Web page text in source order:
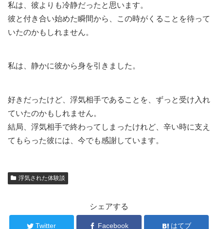
私は、彼よりも冷静だったと思います。
彼と付き合い始めた瞬間から、この時がくることを待って
いたのかもしれません。
私は、静かに彼から身を引きました。
好きだったけど、浮気相手であることを、ずっと受け入れ
ていたのかもしれません。
結局、浮気相手で終わってしまったけれど、辛い時に支え
てもらった彼には、今でも感謝しています。
浮気された体験談
シェアする
Twitter Facebook はてブ